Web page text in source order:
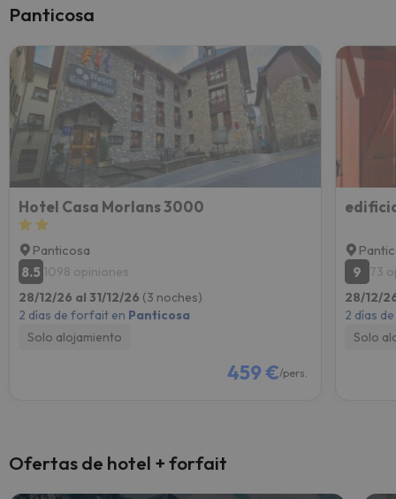
Panticosa
Hotel Casa Morlans 3000
Panticosa
8.5 1098 opiniones
28/12/26 al 31/12/26 (3 noches)
2 días de forfait en Panticosa
Solo alojamiento
459 €/pers.
9
73
28/12/
2 días
Solo
Ofertas de hotel + forfait